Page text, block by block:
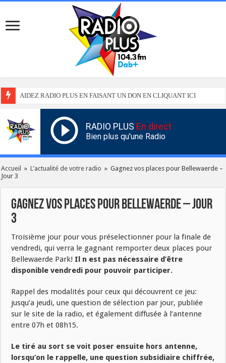
AIDEZ RADIO PLUS EN FAISANT UN DON EN CLIQUANT ICI
RADIO PLUS En direct
Bien plus qu'une Radio
Accueil » L'actualité de votre radio » Gagnez vos places pour Bellewaerde –
Jour 3
Gagnez vos places pour Bellewaerde – Jour
3
Troisième jour pour vous préselectionner pour la finale de
vendredi, qui verra le gagnant remporter deux places pour
Bellewaerde Park! Il n est pas nécessaire d’être
disponible vendredi pour pouvoir participer.
Rappel des modalités pour ceux qui découvrent ce jeu:
jusqu’a jeudi, une question de sélection par jour, publiée
sur le site de la radio, et également diffusée à l’antenne
entre 07h et 08h15.
Le tiré au sort se voit poser ensuite hors antenne,
lorsqu’on le rappelle, une question subsidiaire chiffrée,